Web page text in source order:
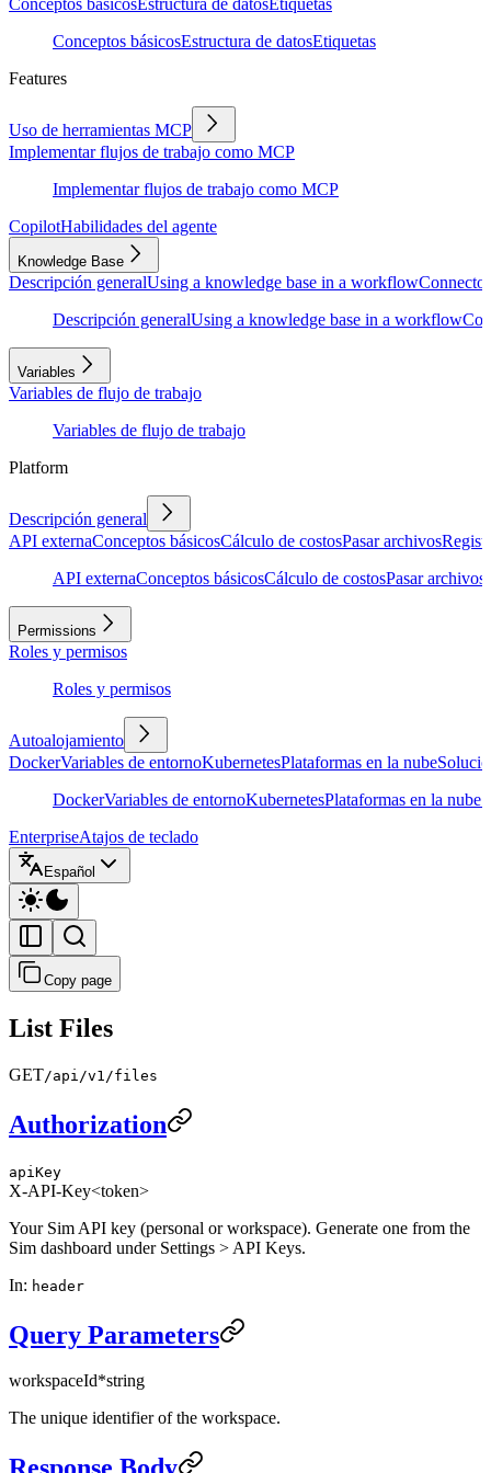
Conceptos básicosEstructura de datosEtiquetas
Conceptos básicosEstructura de datosEtiquetas
Features
Uso de herramientas MCP
Implementar flujos de trabajo como MCP
Implementar flujos de trabajo como MCP
CopilotHabilidades del agente
Knowledge Base
Descripción generalUsing a knowledge base in a workflow
Descripción generalUsing a knowledge base in a workflow
Variables
Variables de flujo de trabajo
Variables de flujo de trabajo
Platform
Descripción general
API externaConceptos básicosCálculo de costosPasar archivos
API externaConceptos básicosCálculo de costosPasar archivos
Permissions
Roles y permisos
Roles y permisos
Autoalojamiento
DockerVariables de entornoKubernetesPlataformas en la nube
DockerVariables de entornoKubernetesPlataformas en la nube
EnterpriseAtajos de teclado
Español
Copy page
List Files
GET/api/v1/files
Authorization
apiKey
X-API-Key<token>
Your Sim API key (personal or workspace). Generate one from the
Sim dashboard under Settings > API Keys.
In: header
Query Parameters
workspaceId*string
The unique identifier of the workspace.